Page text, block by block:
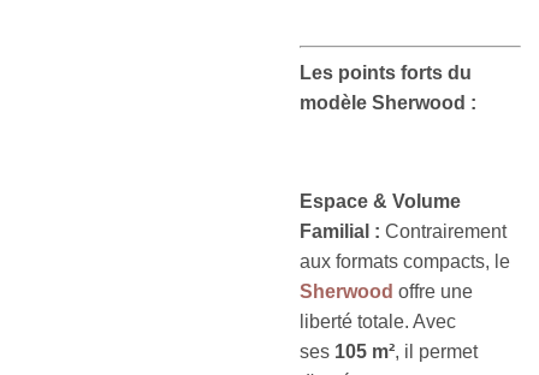
Les points forts du
modèle Sherwood :
Espace & Volume
Familial : Contrairement
aux formats compacts, le
Sherwood offre une
liberté totale. Avec
ses 105 m², il permet